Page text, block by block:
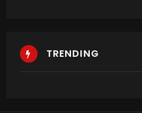
TRENDING